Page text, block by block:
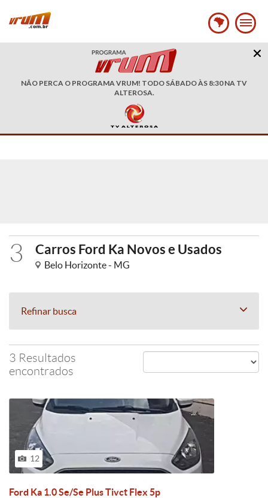
NÃO PERCA O PROGRAMA VRUM! TODO SÁBADO ÀS 8:30 NA TV
ALTEROSA.
3 Carros Ford Ka Novos e Usados
Belo Horizonte - MG
Refinar busca
3 Resultados
encontrados
12
Ford Ka 1.0 Se/Se Plus Tivct Flex 5p